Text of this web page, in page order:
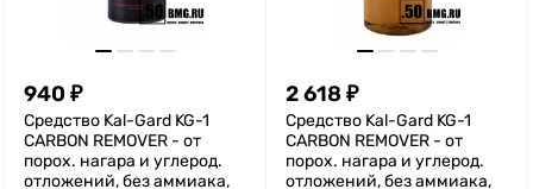
940 ₽
Средство Kal-Gard KG-1
CARBON REMOVER - от
порох. нагара и углерод.
отложений, без аммиака,
2 618 ₽
Средство Kal-Gard KG-1
CARBON REMOVER - от
порох. нагара и углерод.
отложений, без аммиака,